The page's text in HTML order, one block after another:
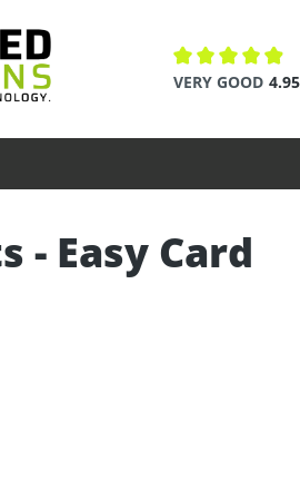
Average rating
VERY GOOD 4.95
Easy Card